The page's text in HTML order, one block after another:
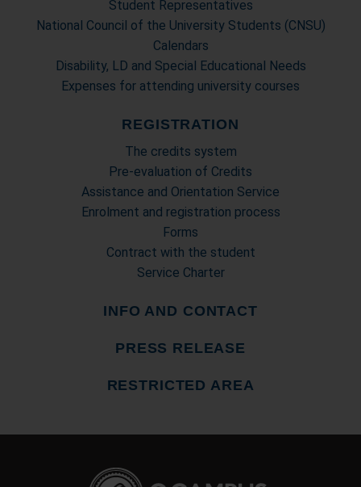
Student Representatives
National Council of the University Students (CNSU)
Calendars
Disability, LD and Special Educational Needs
Expenses for attending university courses
REGISTRATION
The credits system
Pre-evaluation of Credits
Assistance and Orientation Service
Enrolment and registration process
Forms
Contract with the student
Service Charter
INFO AND CONTACT
PRESS RELEASE
RESTRICTED AREA